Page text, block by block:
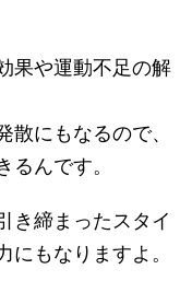
果や運動不足の解
にもなるので、
んです。
き締まったスタイ
にもなりますよ。